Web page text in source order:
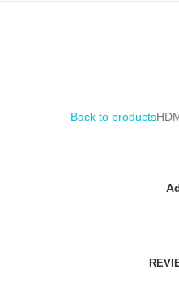
Back to products